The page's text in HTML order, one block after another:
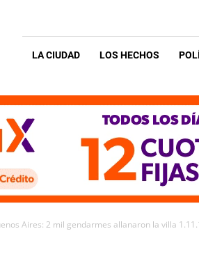
LA CIUDAD LOS HECHOS
Aires: 2 mil gendarmes allanaron la villa